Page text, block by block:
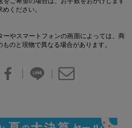
ください。
やスマートフォンの画面によっては、商
のと現物で異なる場合があります。